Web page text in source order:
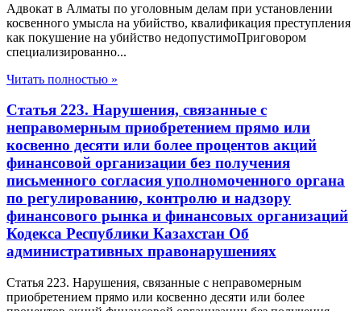
Адвокат в Алматы по уголовным делам при установлении
косвенного умысла на убийство, квалификация преступления
как покушение на убийство недопустимоПриговором
специализированно...
Читать полностью »
Статья 223. Нарушения, связанные с
неправомерным приобретением прямо или
косвенно десяти или более процентов акций
финансовой организации без получения
письменного согласия уполномоченного органа
по регулированию, контролю и надзору
финансового рынка и финансовых организаций
Кодекса Республики Казахстан Об
административных правонарушениях
Статья 223. Нарушения, связанные с неправомерным
приобретением прямо или косвенно десяти или более